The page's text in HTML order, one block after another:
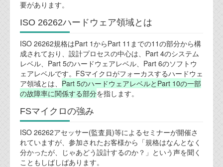
ブログ
設計ブログ
テクノロジ
ブログテーマ
技術文書
ご希望の方は、お問い合わせページから
資料閲覧パスワードをお問い合わせ頂き
要があります。
ISO 26262ハードウェア領域とは
ISO 26262規格はPart 1からPart 11までの11の部分から構
成されており、設計プロセスの中心は、Part 4のシステム
レベル、Part 5のハードウェアレベル、Part 6のソフトウ
ェアレベルです。FSマイクロがフォーカスするハードウェ
ア領域とは、 Part 5のハードウェアレベルとPart 10の一部
の故障率に関係する部分を指します。
FSマイクロの強み
ISO 26262アセッサー(監査員)等によるセミナーが開催さ
れていますが、参加されたお客様から「規格はなんとなく
分かったが、じゃあどう設計するのか？」という声を聞く
こともしばしばあります。